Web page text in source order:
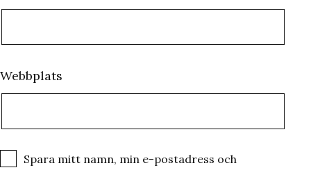
Webbplats
Spara mitt namn, min e-postadress och